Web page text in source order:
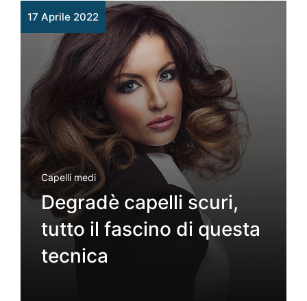
17 Aprile 2022
Capelli medi
Degradè capelli scuri,
tutto il fascino di questa
tecnica